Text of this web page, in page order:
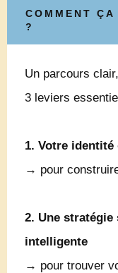
COMMENT
?
Un parcours
3 leviers
1. Votre
→ pour
2. Une stratégie
intelligente
→ pour trouver